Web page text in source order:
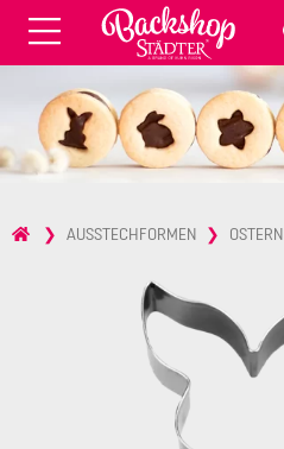
Alu
Fondant & Zubehör
Essbare Streudekore
Pralinenkapseln
Vorspeisen & Desserts
Backzutaten
Nudel- &
Spätzleherstellung
AUSSTECHFORMEN OSTERN